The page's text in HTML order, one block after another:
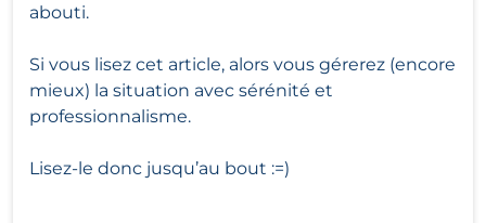
abouti.
Si vous lisez cet article, alors vous gérerez (encore
mieux) la situation avec sérénité et
professionnalisme.
Lisez-le donc jusqu’au bout :=)